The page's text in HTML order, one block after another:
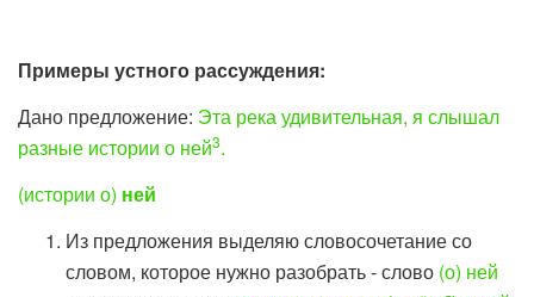
Примеры устного рассуждения:
Дано предложение: Эта река удивительная, я слышал
разные истории о ней3.
(истории о) ней
Из предложения выделяю словосочетание со
словом, которое нужно разобрать - слово (о) ней